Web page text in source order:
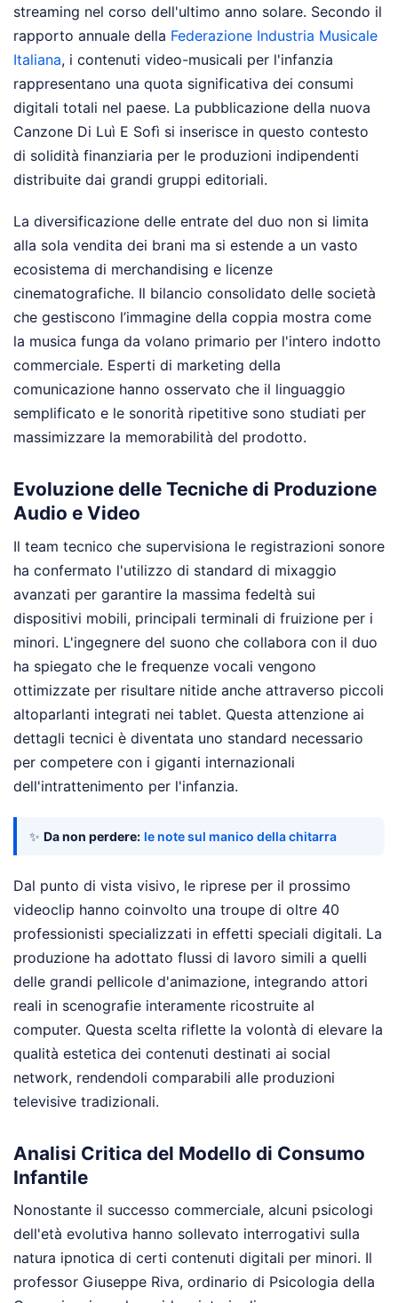
streaming nel corso dell'ultimo anno solare. Secondo il
rapporto annuale della Federazione Industria Musicale
Italiana, i contenuti video-musicali per l'infanzia
rappresentano una quota significativa dei consumi
digitali totali nel paese. La pubblicazione della nuova
Canzone Di Luì E Sofì si inserisce in questo contesto
di solidità finanziaria per le produzioni indipendenti
distribuite dai grandi gruppi editoriali.
La diversificazione delle entrate del duo non si limita
alla sola vendita dei brani ma si estende a un vasto
ecosistema di merchandising e licenze
cinematografiche. Il bilancio consolidato delle società
che gestiscono l’immagine della coppia mostra come
la musica funga da volano primario per l'intero indotto
commerciale. Esperti di marketing della
comunicazione hanno osservato che il linguaggio
semplificato e le sonorità ripetitive sono studiati per
massimizzare la memorabilità del prodotto.
Evoluzione delle Tecniche di Produzione
Audio e Video
Il team tecnico che supervisiona le registrazioni sonore
ha confermato l'utilizzo di standard di mixaggio
avanzati per garantire la massima fedeltà sui
dispositivi mobili, principali terminali di fruizione per i
minori. L'ingegnere del suono che collabora con il duo
ha spiegato che le frequenze vocali vengono
ottimizzate per risultare nitide anche attraverso piccoli
altoparlanti integrati nei tablet. Questa attenzione ai
dettagli tecnici è diventata uno standard necessario
per competere con i giganti internazionali
dell'intrattenimento per l'infanzia.
✨ Da non perdere: le note sul manico della chitarra
Dal punto di vista visivo, le riprese per il prossimo
videoclip hanno coinvolto una troupe di oltre 40
professionisti specializzati in effetti speciali digitali. La
produzione ha adottato flussi di lavoro simili a quelli
delle grandi pellicole d'animazione, integrando attori
reali in scenografie interamente ricostruite al
computer. Questa scelta riflette la volontà di elevare la
qualità estetica dei contenuti destinati ai social
network, rendendoli comparabili alle produzioni
televisive tradizionali.
Analisi Critica del Modello di Consumo
Infantile
Nonostante il successo commerciale, alcuni psicologi
dell'età evolutiva hanno sollevato interrogativi sulla
natura ipnotica di certi contenuti digitali per minori. Il
professor Giuseppe Riva, ordinario di Psicologia della